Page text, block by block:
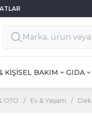
KİŞİSEL BAKIM GIDA
OTO / Ev & Yaşam /